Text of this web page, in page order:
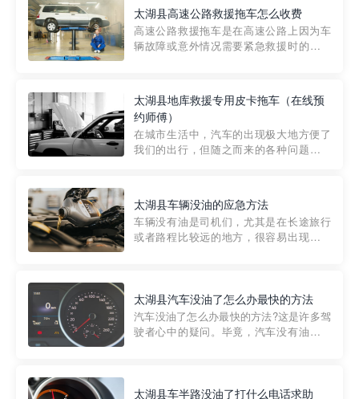
细解析一下市区事故救援拖车的收费标
准，以及在选用拖车服务时应注...
太湖县高速公路救援拖车怎么收费
高速公路救援拖车是在高速公路上因为车
辆故障或意外情况需要紧急救援时的必备
路救援拖车的收费标准是由当地交通管理
部门制定的。起步价通...
太湖县地库救援专用皮卡拖车（在线预
约师傅）
在城市生活中，汽车的出现极大地方便了
我们的出行，但随之而来的各种问题也让
紧急情况下，我们需要一种高效可靠的救
援方式。而这时，地库救援专...
太湖县车辆没油的应急方法
车辆没有油是司机们，尤其是在长途旅行
或者路程比较远的地方，很容易出现这种
的送油师傅，解决没油的紧急情况。 首
先，让我们来了解一下穿...
太湖县汽车没油了怎么办最快的方法
汽车没油了怎么办最快的方法?这是许多驾
驶者心中的疑问。毕竟，汽车没有油就无
越者小程序是一款专门解决汽车没油问题
太湖县车半路没油了打什么电话求助